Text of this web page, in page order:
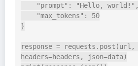
"prompt" : "Hello, world!" ,
"max_tokens" : 50
}
response = requests.post(url,